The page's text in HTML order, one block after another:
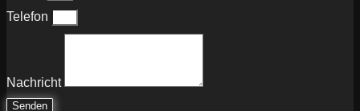
Telefon
Nachricht
Senden